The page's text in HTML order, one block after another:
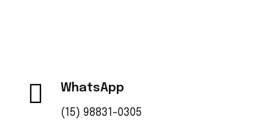
WhatsApp
(15) 98831-0305